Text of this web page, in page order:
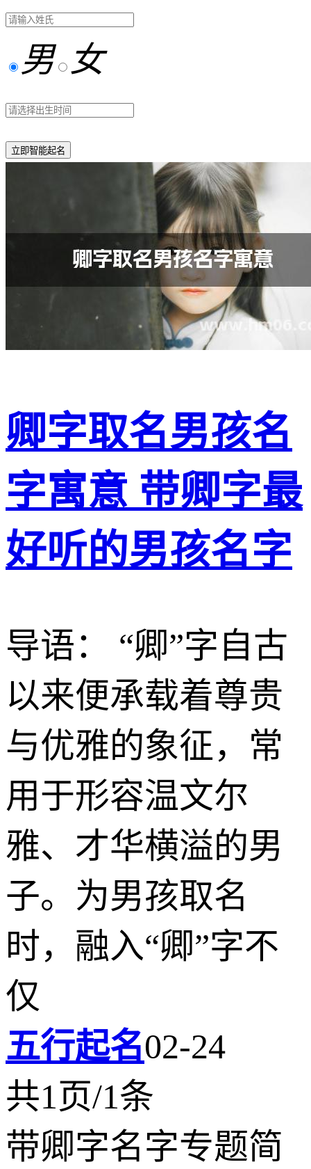
男 女
立即智能起名
卿字取名男孩名
字寓意 带卿字最
好听的男孩名字
导语： “卿”字自古
以来便承载着尊贵
与优雅的象征，常
用于形容温文尔
雅、才华横溢的男
子。为男孩取名
时，融入“卿”字不
仅
五行起名02-24
共1页/1条
带卿字名字专题简